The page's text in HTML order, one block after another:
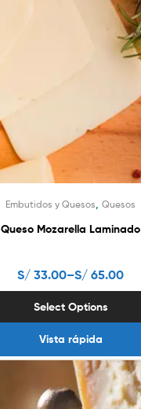
Embutidos y Quesos Quesos
Queso Mozarella Laminado
S/ 33.00–S/ 65.00
Select Options
Vista rápida